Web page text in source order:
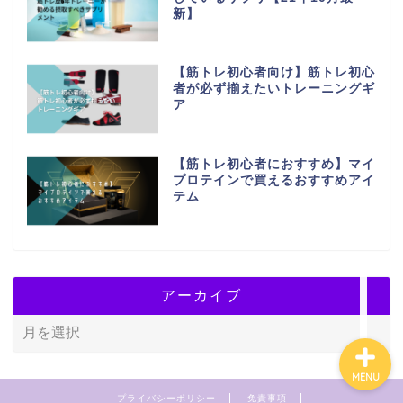
新】
【筋トレ初心者向け】筋トレ初心
者が必ず揃えたいトレーニングギ
ア
【筋トレ初心者におすすめ】マイ
プロテインで買えるおすすめアイ
テム
アーカイブ
プライバシーポリシー 免責事項
MENU
プライバシーポリシー